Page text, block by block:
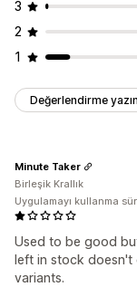
3
2
1
Değerlendirme yazın
Used to be good
left in stock
variants.
Minute Taker
Birleşik Krallık
Uygulamayı kullanma